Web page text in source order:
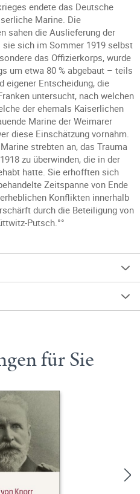
endete das Deutsche
Marine. Die
sahen die Auslieferung der
sie sich im Sommer 1919 selbst
das Offizierkorps, wurde
um etwa 80 % abgebaut – teils
eigener Entscheidung, die
untersucht, nach welchen
der ehemals Kaiserlichen
Marine der Weimarer
diese Einschätzung vornahm.
strebten an, das Trauma
zu überwinden, die in der
hatte. Sie erhofften sich
Zeitspanne von Ende
Konflikten innerhalb
durch die Beteiligung von
Putsch.°°
für Sie